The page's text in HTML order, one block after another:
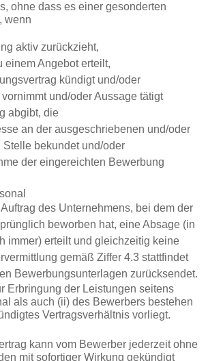
ohne dass es einer gesonderten
wenn
aktiv zurückzieht,
einem Angebot erteilt,
kündigt und/oder
und/oder Aussage tätigt
abgibt, die
an der ausgeschriebenen und/oder
Stelle bekundet und/oder
der eingereichten Bewerbung
des Unternehmens, bei dem der
beworben hat, eine Absage (in
immer) erteilt und gleichzeitig keine
gemäß Ziffer 4.3 stattfindet
Bewerbungsunterlagen zurücksendet.
Erbringung der Leistungen seitens
als auch (ii) des Bewerbers bestehen
Vertragsverhältnis vorliegt.
kann vom Bewerber jederzeit ohne
mit sofortiger Wirkung gekündigt